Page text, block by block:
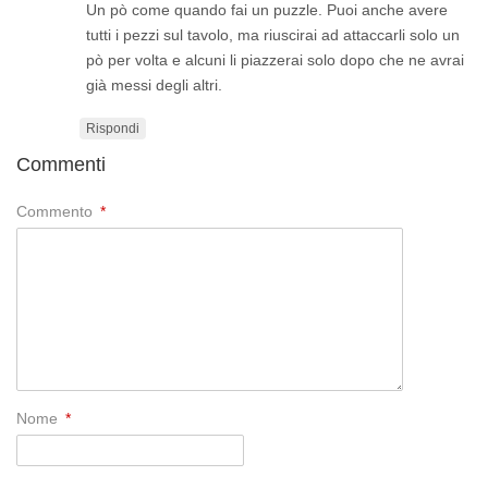
Un pò come quando fai un puzzle. Puoi anche avere
tutti i pezzi sul tavolo, ma riuscirai ad attaccarli solo un
pò per volta e alcuni li piazzerai solo dopo che ne avrai
già messi degli altri.
Rispondi
Commenti
Commento *
Nome *